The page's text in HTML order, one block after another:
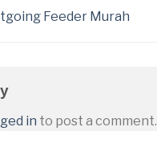
Feeder Murah
in to post a comment.